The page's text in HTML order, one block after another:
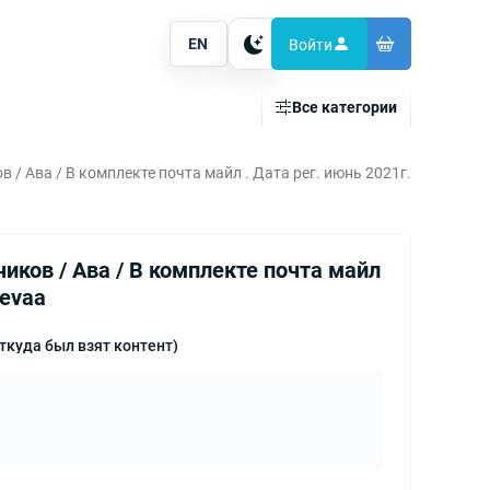
EN Тема Войти
Все категории
Ава / В комплекте почта майл . Дата рег. июнь 2021г.
/ Ава / В комплекте почта майл
был взят контент)